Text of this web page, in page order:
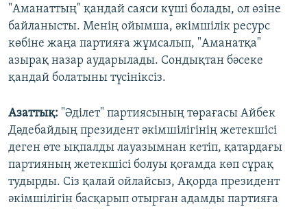
"Аманаттың" қандай саяси күші болады, ол өзіне
байланысты. Менің ойымша, әкімшілік ресурс
көбіне жаңа партияға жұмсалып, "Аманатқа"
азырақ назар аударылады. Сондықтан бәсеке
қандай болатыны түсініксіз.
Азаттық: "Әділет" партиясының төрағасы Айбек
Дәдебайдың президент әкімшілігінің жетекшісі
деген өте ықпалды лауазымнан кетіп, қатардағы
партияның жетекшісі болуы қоғамда көп сұрақ
тудырды. Сіз қалай ойлайсыз, Ақорда президент
әкімшілігін басқарып отырған адамды партияға